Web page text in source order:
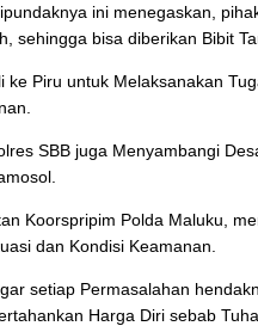
ini menegaskan,
sehingga bisa diberikan Bibit
ke Piru untuk Melaksanakan
SBB juga Menyambangi
Koorspripim Polda Maluku,
dan Kondisi Keamanan.
setiap Permasalahan
Harga Diri sebab